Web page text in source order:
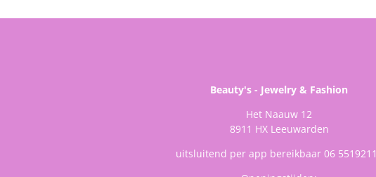
Beauty's - Jewelry & Fashion
Het Naauw 12
8911 HX Leeuwarden
uitsluitend per app bereikbaar 06